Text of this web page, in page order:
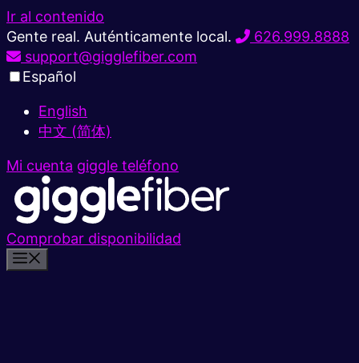
Ir al contenido
Gente real. Auténticamente local.
626.999.8888
support@gigglefiber.com
Español
English
中文 (简体)
Mi cuenta giggle teléfono
Comprobar disponibilidad